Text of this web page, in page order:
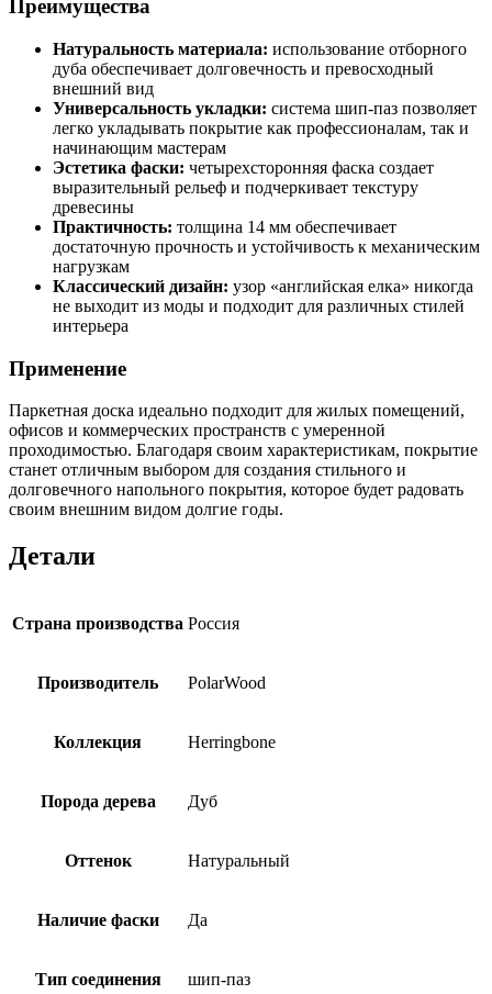
Преимущества
Натуральность материала: использование отборного
дуба обеспечивает долговечность и превосходный
внешний вид
Универсальность укладки: система шип-паз позволяет
легко укладывать покрытие как профессионалам, так и
начинающим мастерам
Эстетика фаски: четырехсторонняя фаска создает
выразительный рельеф и подчеркивает текстуру
древесины
Практичность: толщина 14 мм обеспечивает
достаточную прочность и устойчивость к механическим
нагрузкам
Классический дизайн: узор «английская елка» никогда
не выходит из моды и подходит для различных стилей
интерьера
Применение
Паркетная доска идеально подходит для жилых помещений,
офисов и коммерческих пространств с умеренной
проходимостью. Благодаря своим характеристикам, покрытие
станет отличным выбором для создания стильного и
долговечного напольного покрытия, которое будет радовать
своим внешним видом долгие годы.
Детали
Страна производства Россия
Производитель PolarWood
Коллекция Herringbone
Порода дерева Дуб
Оттенок Натуральный
Наличие фаски Да
Тип соединения шип-паз